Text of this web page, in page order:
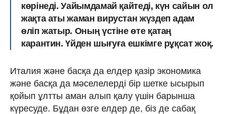
көрінеді. Уайымдамай қайтеді, күн сайын ол
жақта аты жаман вирустан жүздеп адам
өліп жатыр. Оның үстіне өте қатаң
карантин. Үйден шығуға ешкімге рұқсат жоқ.
Италия және басқа да елдер қазір экономика
және басқа да мәселелерді бір шетке ысырып
қойып ұлтты аман алып қалу үшін барынша
күресуде. Бұдан өзге елдер де, біз де сабақ